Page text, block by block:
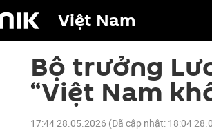
Việt Nam
Bộ trưởng
“Việt Nam
17:44 28.05.2026 (Đã cập nhật: 18:04